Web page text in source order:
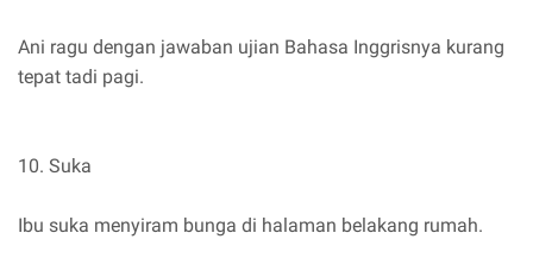
Ani ragu dengan jawaban ujian Bahasa Inggrisnya kurang
tepat tadi pagi.
10. Suka
Ibu suka menyiram bunga di halaman belakang rumah.